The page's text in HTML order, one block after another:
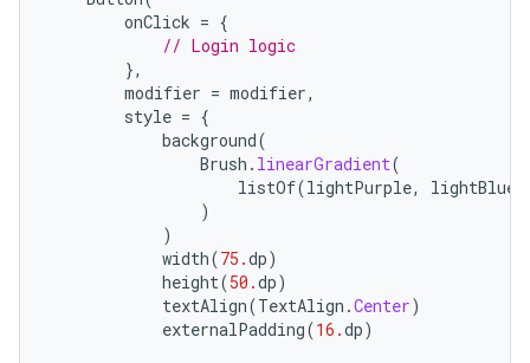
onClick = {
// Login logic
},
modifier = modifier,
style = {
background(
Brush . linearGradient(
listOf(lightPurple, lightBlue
)
)
width(75.dp)
height(50.dp)
textAlign(TextAlign .Center)
externalPadding(16.dp)